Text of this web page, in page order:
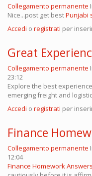
Collegamento permanente
Nice...post get bestPunjabi
Accedi o registrati per
Great
Collegamento permanente
23:12
Explore the best
emerging freight and
Accedi o registrati per
Finance
Collegamento permanente
12:04
Finance Homework Answers